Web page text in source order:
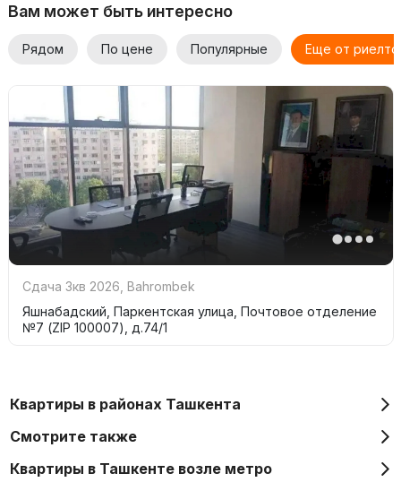
Вам может быть интересно
Рядом По цене Популярные Еще от
Сдача 3кв 2026 Bahrombek
Яшнабадский, Паркентская улица, Почтовое отделение
№7 (ZIP 100007), д.74/1
Квартиры в районах Ташкента
Смотрите также
Квартиры в Ташкенте возле метро